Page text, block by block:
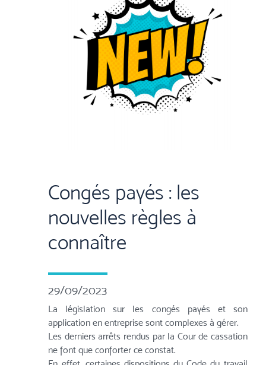
Congés payés : les
nouvelles règles à
connaître
29/09/2023
La législation sur les congés payés et son
application en entreprise sont complexes à gérer.
Les derniers arrêts rendus par la Cour de cassation
ne font que conforter ce constat.